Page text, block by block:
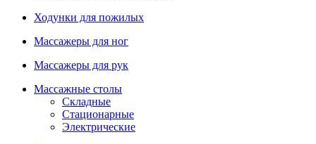
Ходунки для пожилых
Массажеры для ног
Массажеры для рук
Массажные столы
Складные
Стационарные
Электрические